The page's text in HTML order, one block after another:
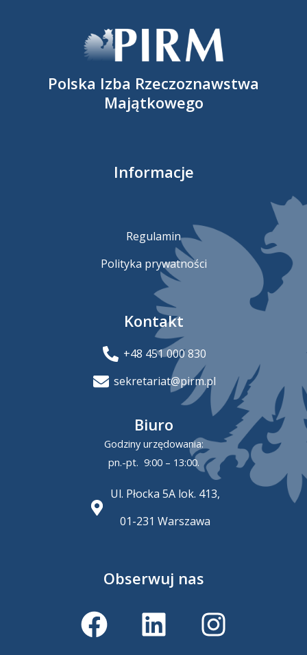
Polska Izba Rzeczoznawstwa
Majątkowego
Informacje
Regulamin
Polityka prywatności
Kontakt
+48 451 000 830
sekretariat@pirm.pl
Biuro
Godziny urzędowania:
pn.-pt. 9:00 – 13:00.
Ul. Płocka 5A lok. 413,
01-231 Warszawa
Obserwuj nas
F
a
L
i
I
n